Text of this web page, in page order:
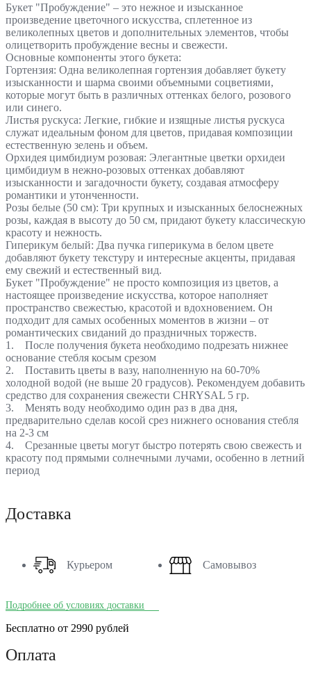
Букет "Пробуждение" – это нежное и изысканное
произведение цветочного искусства, сплетенное из
великолепных цветов и дополнительных элементов, чтобы
олицетворить пробуждение весны и свежести.
Основные компоненты этого букета:
Гортензия: Одна великолепная гортензия добавляет букету
изысканности и шарма своими объемными соцветиями,
которые могут быть в различных оттенках белого, розового
или синего.
Листья рускуса: Легкие, гибкие и изящные листья рускуса
служат идеальным фоном для цветов, придавая композиции
естественную зелень и объем.
Орхидея цимбидиум розовая: Элегантные цветки орхидеи
цимбидиум в нежно-розовых оттенках добавляют
изысканности и загадочности букету, создавая атмосферу
романтики и утонченности.
Розы белые (50 см): Три крупных и изысканных белоснежных
розы, каждая в высоту до 50 см, придают букету классическую
красоту и нежность.
Гиперикум белый: Два пучка гиперикума в белом цвете
добавляют букету текстуру и интересные акценты, придавая
ему свежий и естественный вид.
Букет "Пробуждение" не просто композиция из цветов, а
настоящее произведение искусства, которое наполняет
пространство свежестью, красотой и вдохновением. Он
подходит для самых особенных моментов в жизни – от
романтических свиданий до праздничных торжеств.
1. После получения букета необходимо подрезать нижнее
основание стебля косым срезом
2. Поставить цветы в вазу, наполненную на 60-70%
холодной водой (не выше 20 градусов). Рекомендуем добавить
средство для сохранения свежести CHRYSAL 5 гр.
3. Менять воду необходимо один раз в два дня,
предварительно сделав косой срез нижнего основания стебля
на 2-3 см
4. Срезанные цветы могут быстро потерять свою свежесть и
красоту под прямыми солнечными лучами, особенно в летний
период
Доставка
Курьером Самовывоз
Подробнее об условиях доставки
Бесплатно от 2990 рублей
Оплата